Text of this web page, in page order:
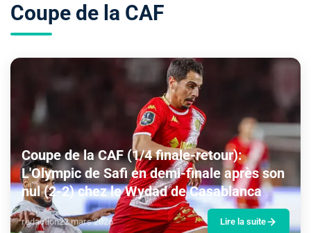
Coupe de la CAF
Coupe de la CAF (1/4 finale-retour):
L'Olympic de Safi en demi-finale après son
nul (2-2) chez le Wydad de Casablanca
redaction22 mars 2026 Lire la suite